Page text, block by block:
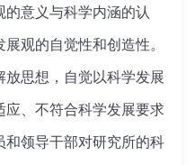
意义与科学内涵的认
观的自觉性和创造性。
思想，自觉以科学发展
应、不符合科学发展要求
和领导干部对研究所的科